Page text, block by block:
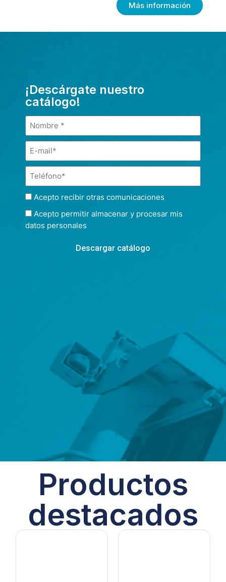
Más información
¡Descárgate nuestro
catálogo!
Acepto recibir otras comunicaciones
Acepto permitir almacenar y procesar mis
datos personales
Descargar catálogo
Productos
destacados